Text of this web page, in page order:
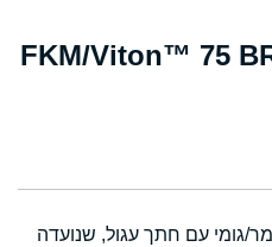
271.00×4.00 FKM/Viton™
גומי עם חתך עגול, שנועדה